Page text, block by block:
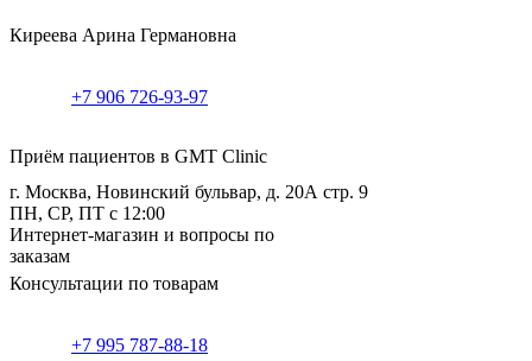
Киреева Арина Германовна
+7 906 726-93-97
Приём пациентов в GMT Clinic
г. Москва, Новинский бульвар, д. 20А стр. 9
ПН, СР, ПТ с 12:00
Интернет-магазин и вопросы по
заказам
Консультации по товарам
+7 995 787-88-18